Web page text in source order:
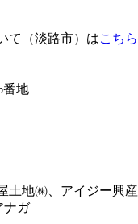
て（淡路市）はこちら
番地
土地㈱、アイジー興産
ナガ